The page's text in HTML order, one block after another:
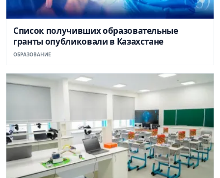
Список получивших образовательные
гранты опубликовали в Казахстане
ОБРАЗОВАНИЕ